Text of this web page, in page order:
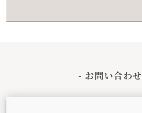
- お問い合わせ